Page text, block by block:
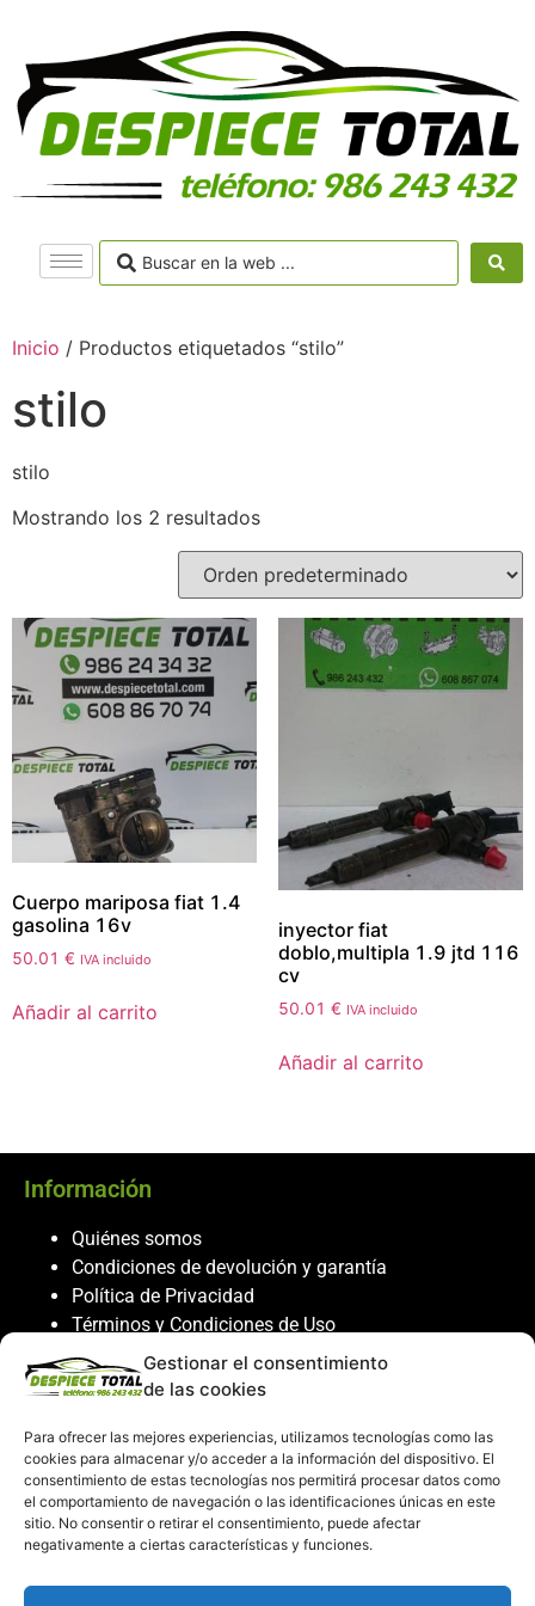
Gestionar el consentimiento
de las cookies
Para ofrecer las mejores experiencias, utilizamos tecnologías como las
cookies para almacenar y/o acceder a la información del dispositivo. El
consentimiento de estas tecnologías nos permitirá procesar datos como
el comportamiento de navegación o las identificaciones únicas en este
sitio. No consentir o retirar el consentimiento, puede afectar
negativamente a ciertas características y funciones.
Inicio / Productos etiquetados “stilo”
stilo
stilo
Mostrando los 2 resultados
Cuerpo mariposa fiat 1.4
gasolina 16v
50.01 € IVA incluido
Añadir al carrito
inyector fiat
doblo,multipla 1.9 jtd 116
cv
50.01 € IVA incluido
Añadir al carrito
Información
Quiénes somos
Condiciones de devolución y garantía
Política de Privacidad
Términos y Condiciones de Uso
Política de Cookies
Servicio al cliente
Contacto
986 243 432
608 867 074
recambiosdespiecetotal@gmail.com
Mi cuenta